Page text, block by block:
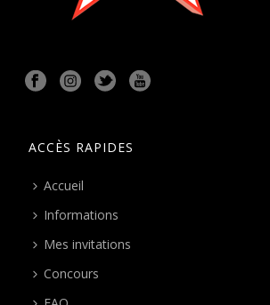
ACCÈS RAPIDES
Accueil
Informations
Mes invitations
Concours